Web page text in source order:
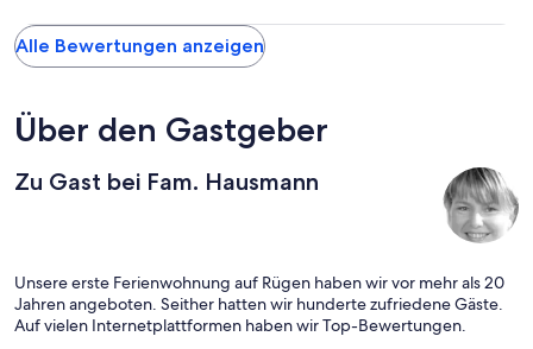
Alle Bewertungen anzeigen
Über den Gastgeber
Zu Gast bei Fam. Hausmann
Unsere erste Ferienwohnung auf Rügen haben wir vor mehr als 20
Jahren angeboten. Seither hatten wir hunderte zufriedene Gäste.
Auf vielen Internetplattformen haben wir Top-Bewertungen.